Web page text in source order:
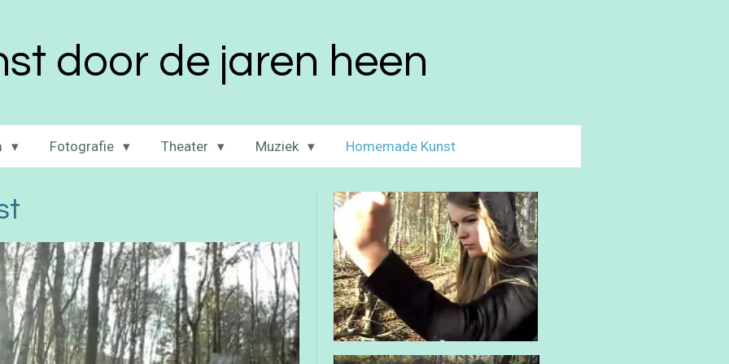
door de jaren heen
Fotografie Theater Muziek Homemade Kunst